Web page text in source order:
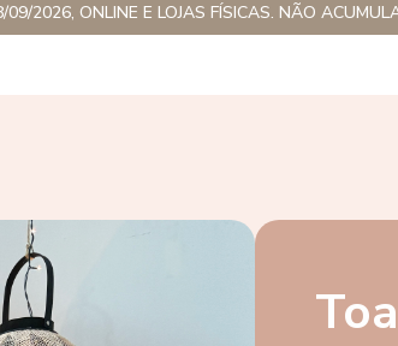
2026, ONLINE E LOJAS FÍSICAS. NÃO